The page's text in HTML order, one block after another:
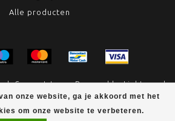
onze website, ga je akkoord met het
om onze website te verbeteren.
Alle producten
Conceptstore - Powered byLightspeed
by Dyvelopment